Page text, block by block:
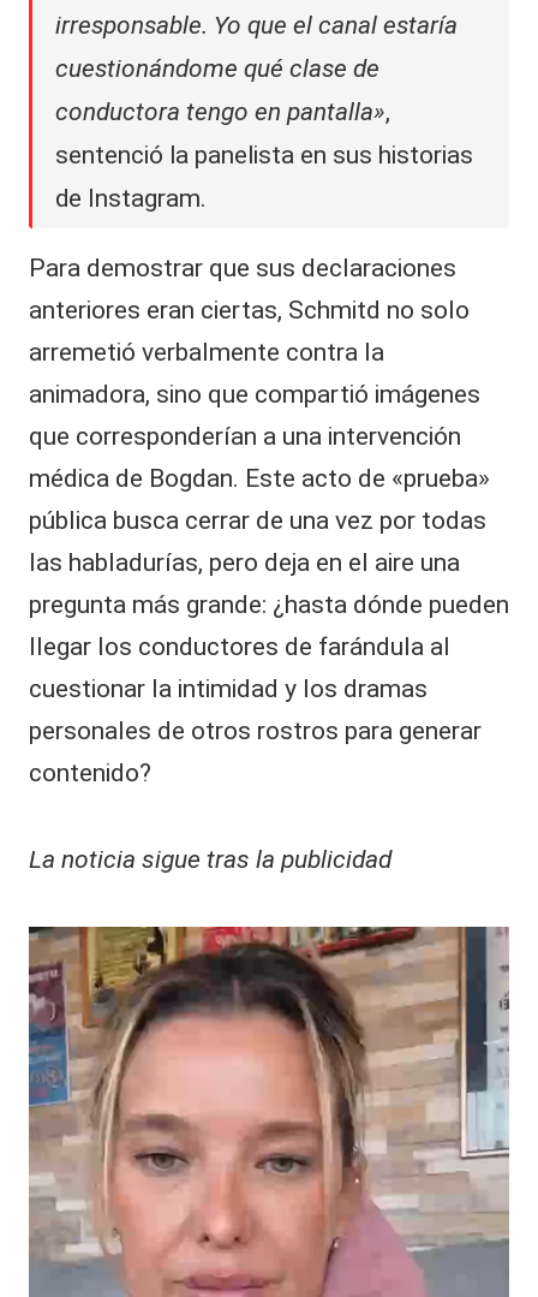
irresponsable. Yo que el canal estaría
cuestionándome qué clase de
conductora tengo en pantalla»,
sentenció la panelista en sus historias
de Instagram.
Para demostrar que sus declaraciones
anteriores eran ciertas, Schmitd no solo
arremetió verbalmente contra la
animadora, sino que compartió imágenes
que corresponderían a una intervención
médica de Bogdan. Este acto de «prueba»
pública busca cerrar de una vez por todas
las habladurías, pero deja en el aire una
pregunta más grande: ¿hasta dónde pueden
llegar los conductores de farándula al
cuestionar la intimidad y los dramas
personales de otros rostros para generar
contenido?
La noticia sigue tras la publicidad